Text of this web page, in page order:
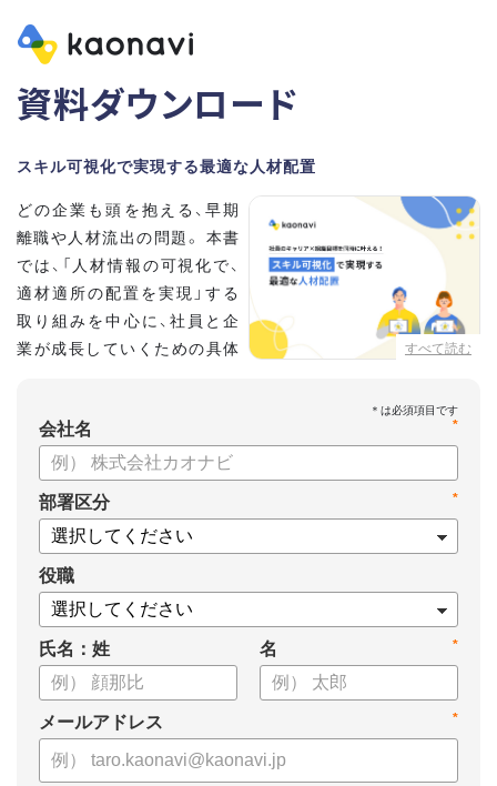
資料ダウンロード
スキル可視化で実現する最適な人材配置
すべて読む
どの企業も頭を抱える、早期
離職や人材流出の問題。 本書
では、「人材情報の可視化で、
適材適所の配置を実現」する
取り組みを中心に、社員と企
業が成長していくための具体
【資料の内容】
・不適切な人員配置の要因と悪影響
・データドリブンな人材配置のメリット
・導入イメージとリーダー育成への応用
*
会社名
*
部署区分
役職
氏名：姓 *
名
*
メールアドレス